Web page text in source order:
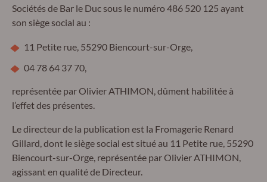
Sociétés de Bar le Duc sous le numéro 486 520 125 ayant
son siège social au :
11 Petite rue, 55290 Biencourt-sur-Orge,
04 78 64 37 70,
représentée par Olivier ATHIMON, dûment habilitée à
l’effet des présentes.
Le directeur de la publication est la Fromagerie Renard
Gillard, dont le siège social est situé au 11 Petite rue, 55290
Biencourt-sur-Orge, représentée par Olivier ATHIMON,
agissant en qualité de Directeur.